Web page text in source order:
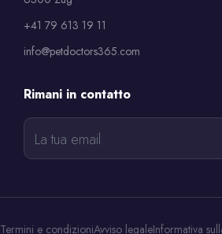
+41 79 613 19 11
info@petdoctors365.com
Rimani in contatto
La tua email
Termini e condizioniAvviso legaleInformativa